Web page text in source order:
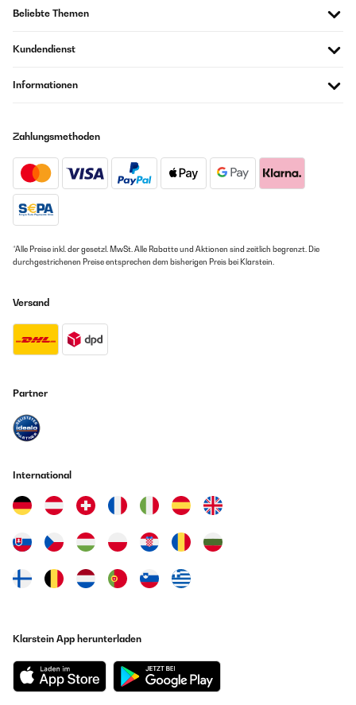
Beliebte Themen
Kundendienst
Informationen
Zahlungsmethoden
*Alle Preise inkl. der gesetzl. MwSt. Alle Rabatte und Aktionen sind zeitlich begrenzt. Die
durchgestrichenen Preise entsprechen dem bisherigen Preis bei Klarstein.
Versand
Partner
International
Klarstein App herunterladen